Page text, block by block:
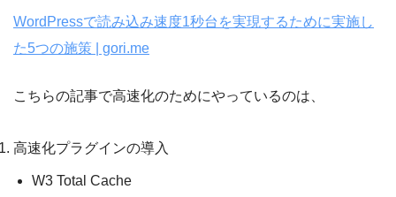
WordPressで読み込み速度1秒台を実現するために実施し
た5つの施策 | gori.me
こちらの記事で高速化のためにやっているのは、
高速化プラグインの導入
W3 Total Cache